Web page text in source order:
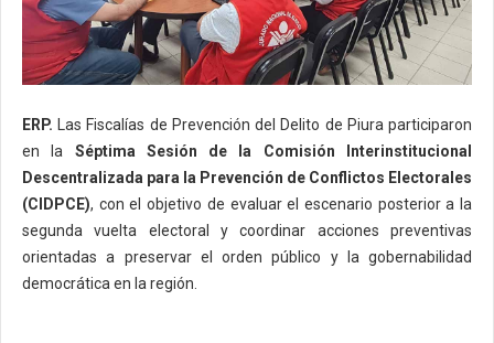
ERP. Las Fiscalías de Prevención del Delito de Piura participaron
en la Séptima Sesión de la Comisión Interinstitucional
Descentralizada para la Prevención de Conflictos Electorales
(CIDPCE), con el objetivo de evaluar el escenario posterior a la
segunda vuelta electoral y coordinar acciones preventivas
orientadas a preservar el orden público y la gobernabilidad
democrática en la región.